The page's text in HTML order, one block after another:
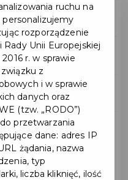
ruchu na
rozporządzenie
Unii Europejskiej
r. w sprawie
z
i w sprawie
danych oraz
(tzw. „RODO”)
przetwarzania
dane: adres IP
żądania, nazwa
typ
liczba kliknięć, ilość